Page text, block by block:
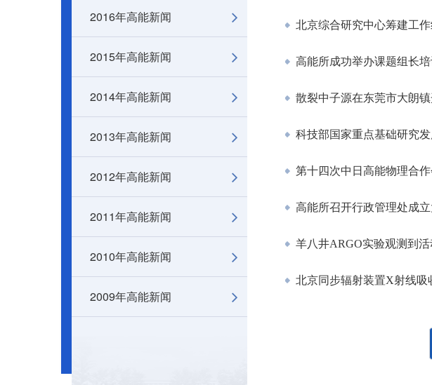
2016年高能新闻
2015年高能新闻
2014年高能新闻
2013年高能新闻
2012年高能新闻
2011年高能新闻
2010年高能新闻
2009年高能新闻
北京综合研究中心筹建工
高能所成功举办课题组长培
散裂中子源在东莞市大朗
科技部国家重点基础研究发展
第十四次中日高能物理合
高能所召开行政管理处成
羊八井ARGO实验观测到
北京同步辐射装置X射线